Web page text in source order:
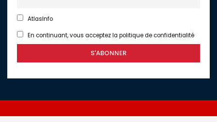
AtlasInfo
En continuant, vous acceptez la politique de confidentialité